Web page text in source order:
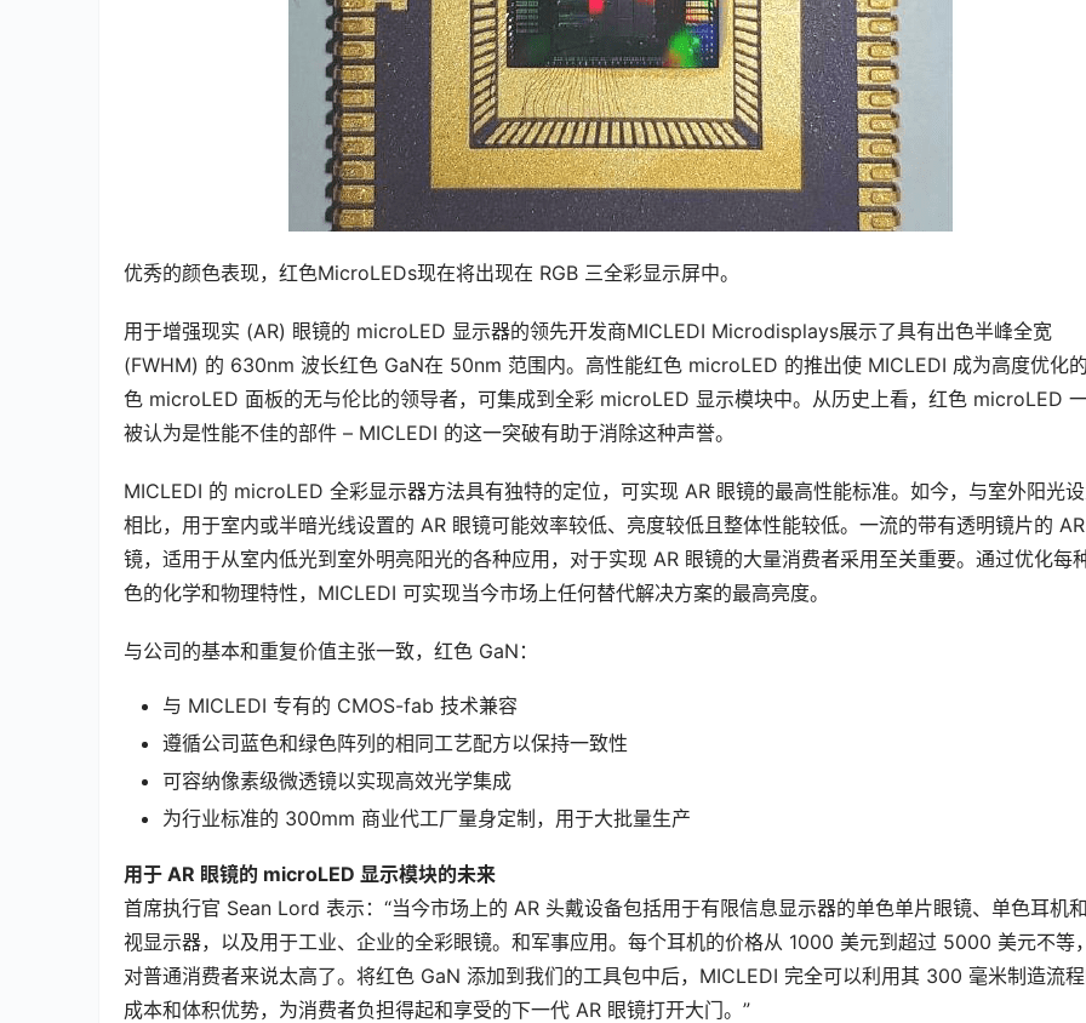
优秀的颜色表现，红色MicroLEDs现在将出现在 RGB 三全彩显示屏中。
用于增强现实 (AR) 眼镜的 microLED 显示器的领先开发商MICLEDI Microdisplays展示了具有出色半峰全宽
(FWHM) 的 630nm 波长红色 GaN在 50nm 范围内。高性能红色 microLED 的推出使 MICLEDI 成为高度优化
色 microLED 面板的无与伦比的领导者，可集成到全彩 microLED 显示模块中。从历史上看，红色 microLED
被认为是性能不佳的部件 – MICLEDI 的这一突破有助于消除这种声誉。
MICLEDI 的 microLED 全彩显示器方法具有独特的定位，可实现 AR 眼镜的最高性能标准。如今，与室外阳光
相比，用于室内或半暗光线设置的 AR 眼镜可能效率较低、亮度较低且整体性能较低。一流的带有透明镜片的
镜，适用于从室内低光到室外明亮阳光的各种应用，对于实现 AR 眼镜的大量消费者采用至关重要。通过优化每
色的化学和物理特性，MICLEDI 可实现当今市场上任何替代解决方案的最高亮度。
与公司的基本和重复价值主张一致，红色 GaN：
与 MICLEDI 专有的 CMOS-fab 技术兼容
遵循公司蓝色和绿色阵列的相同工艺配方以保持一致性
可容纳像素级微透镜以实现高效光学集成
为行业标准的 300mm 商业代工厂量身定制，用于大批量生产
用于 AR 眼镜的 microLED 显示模块的未来
首席执行官 Sean Lord 表示：“当今市场上的 AR 头戴设备包括用于有限信息显示器的单色单片眼镜、单色耳机
视显示器，以及用于工业、企业的全彩眼镜。和军事应用。每个耳机的价格从 1000 美元到超过 5000 美元不等
对普通消费者来说太高了。将红色 GaN 添加到我们的工具包中后，MICLEDI 完全可以利用其 300 毫米制造流
成本和体积优势，为消费者负担得起和享受的下一代 AR 眼镜打开大门。”